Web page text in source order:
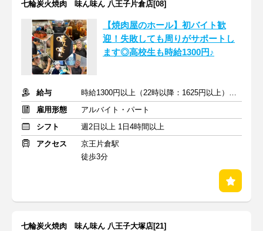
七輪炭火焼肉 味ん味ん 八王子片倉店[08]
【焼肉屋のホール】初バイト歓
迎！失敗しても周りがサポートし
ます◎高校生も時給1300円♪
給与
時給1300円以上（22時以降：1625円以上）＋交通費支給
雇用形態
アルバイト・パート
シフト
週2日以上 1日4時間以上
アクセス
京王片倉駅
徒歩3分
七輪炭火焼肉 味ん味ん 八王子大塚店[21]